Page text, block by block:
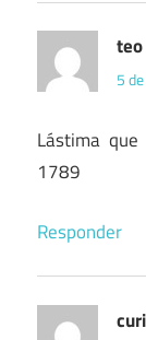
teo
5
Lástima
1789
Responder